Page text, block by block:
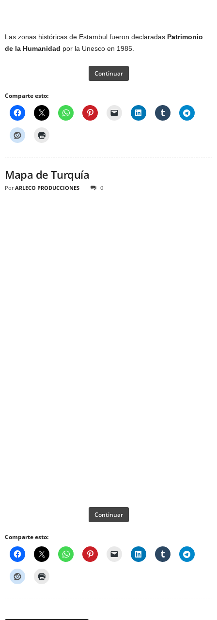
Las zonas históricas de Estambul fueron declaradas Patrimonio
de la Humanidad por la Unesco en 1985.
Continuar
Comparte esto:
Mapa de Turquía
Por ARLECO PRODUCCIONES 0
Continuar
Comparte esto: